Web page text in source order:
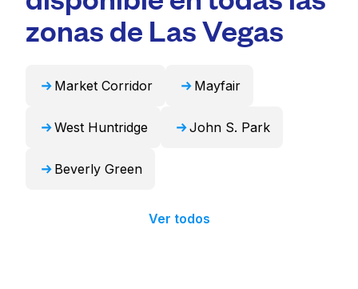
puede encargarse de estos artículos de forma
profesional y devolverlos listos para usar en
zonas de Las Vegas
Market Corridor Mayfair
West Huntridge John S. Park
Beverly Green
Ver todos